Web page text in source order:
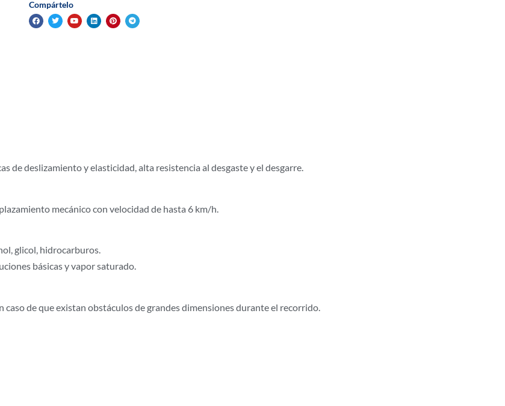
Compártelo
de deslizamiento y elasticidad, alta resistencia al desgaste y el desgarre.
mecánico con velocidad de hasta 6 km/h.
glicol, hidrocarburos.
básicas y vapor saturado.
de que existan obstáculos de grandes dimensiones durante el recorrido.